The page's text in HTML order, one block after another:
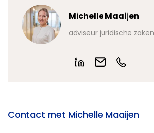
Michelle Maaijen
adviseur juridische zaken
Contact met Michelle Maaijen